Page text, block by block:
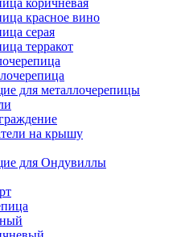
коричневая
красное вино
серая
терракот
для металлочерепицы
на крышу
для Ондувиллы